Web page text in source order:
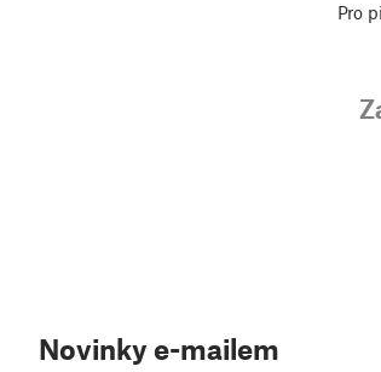
Pro
Novinky e-mailem